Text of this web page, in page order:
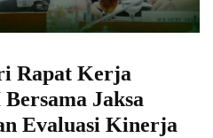
Rapat Kerja
Jaksa
Evaluasi Kinerja